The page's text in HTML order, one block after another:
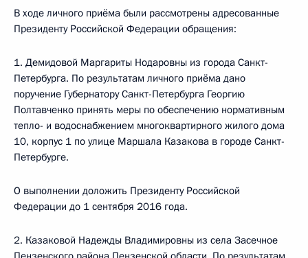
В ходе личного приёма были рассмотрены адресованные
Президенту Российской Федерации обращения:
1. Демидовой Маргариты Нодаровны из города Санкт-
Петербурга. По результатам личного приёма дано
поручение Губернатору Санкт-Петербурга Георгию
Полтавченко принять меры по обеспечению нормативным
тепло- и водоснабжением многоквартирного жилого дома
10, корпус 1 по улице Маршала Казакова в городе Санкт-
Петербурге.
О выполнении доложить Президенту Российской
Федерации до 1 сентября 2016 года.
2. Казаковой Надежды Владимировны из села Засечное